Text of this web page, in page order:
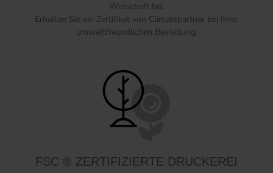
Wirtschaft bei.
Erhalten Sie ein Zertifikat von Climatepartner bei Ihrer
umweltfreundlichen Bestellung.
FSC ® ZERTIFIZIERTE DRUCKEREI